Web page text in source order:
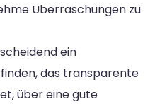
Überraschungen zu
ein
das transparente
über eine gute